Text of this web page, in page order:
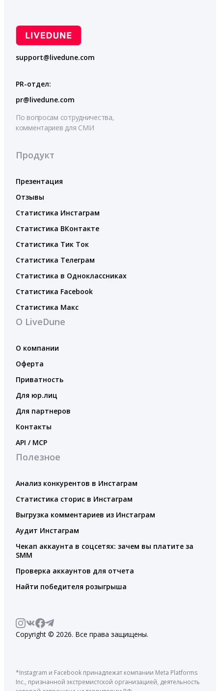
support@livedune.com
PR-отдел:
pr@livedune.com
По вопросам сотрудничества,
комментариев для СМИ
Продукт
Презентация
Отзывы
Статистика Инстаграм
Статистика ВКонтакте
Статистика Тик Ток
Статистика Телеграм
Статистика в Одноклассниках
Статистика Facebook
Статистика Макс
О LiveDune
О компании
Оферта
Приватность
Для юр.лиц
Для партнеров
Контакты
API / MCP
Полезное
Анализ конкурентов в Инстаграм
Статистика сторис в Инстаграм
Выгрузка комментариев из Инстаграм
Аудит Инстаграм
Чекап аккаунта в соцсетях: зачем вы платите за
SMM
Проверка аккаунтов для отчета
Найти победителя розыгрыша
Copyright © 2026. Все права защищены.
*Instagram и Facebook принадлежат компании Meta Platforms
Inc., признанной экстремистской организацией, деятельность